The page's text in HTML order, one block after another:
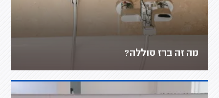
מה זה ברז סוללה?